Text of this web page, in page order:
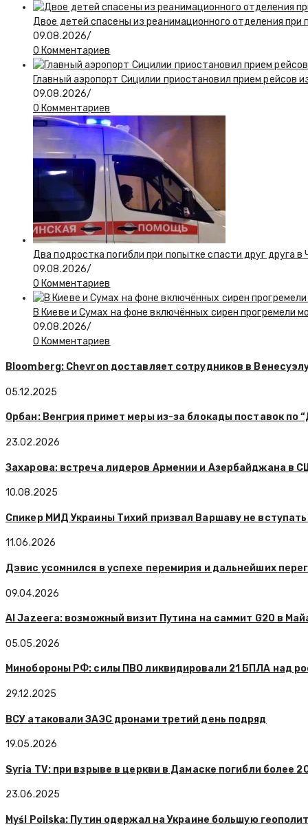
Двое детей спасены из реанимационного отделения при
09.08.2026/
0 Комментариев
Главный аэропорт Сицилии приостановил прием рейсов
09.08.2026/
0 Комментариев
Два подростка погибли при попытке спасти друг друга в
09.08.2026/
0 Комментариев
В Киеве и Сумах на фоне включённых сирен прогремели
09.08.2026/
0 Комментариев
Bloomberg: Chevron доставляет сотрудников в
05.12.2025
Орбан: Венгрия примет меры из-за блокады поставок по
23.02.2026
Захарова: встреча лидеров Армении и Азербайджана в
10.08.2025
Спикер МИД Украины Тихий призвал Варшаву не
11.06.2026
Дэвис усомнился в успехе перемирия и дальнейших
09.04.2026
Al Jazeera: возможный визит Путина на саммит G20 в
05.05.2026
Минобороны РФ: силы ПВО ликвидировали 21 БПЛА над
29.12.2025
ВСУ атаковали ЗАЭС дронами третий день подряд
19.05.2026
Syria TV: при взрыве в церкви в Дамаске погибли более
23.06.2025
Myśl Poilska: Путин одержал на Украине большую